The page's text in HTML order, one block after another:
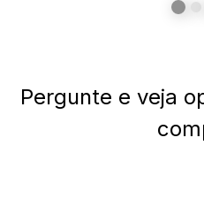
Pergunte e veja